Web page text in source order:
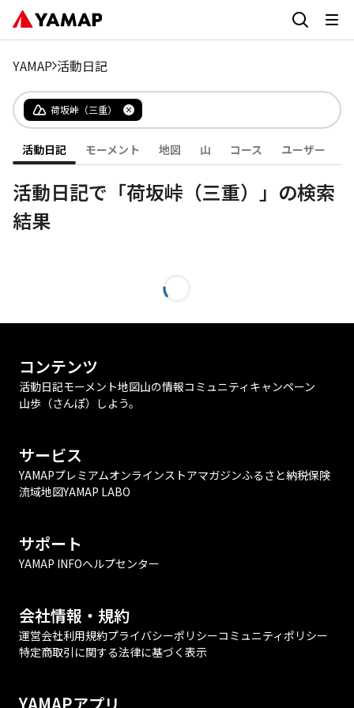
YAMAP 活動日記
荷坂峠（三重）
活動日記 モーメント 地図 山 コース ユーザー
活動日記で「荷坂峠（三重）」の検索
結果
コンテンツ
活動日記モーメント地図山の情報コミュニティ キャンペーン
山歩（さんぽ）しよう。
サービス
YAMAPプレミアムオンラインストアマガジンふるさと納税保険
流域地図YAMAP LABO
サポート
YAMAP INFOヘルプセンター
会社情報・規約
運営会社利用規約プライバシーポリシーコミュニティポリシー
特定商取引に関する法律に基づく表示